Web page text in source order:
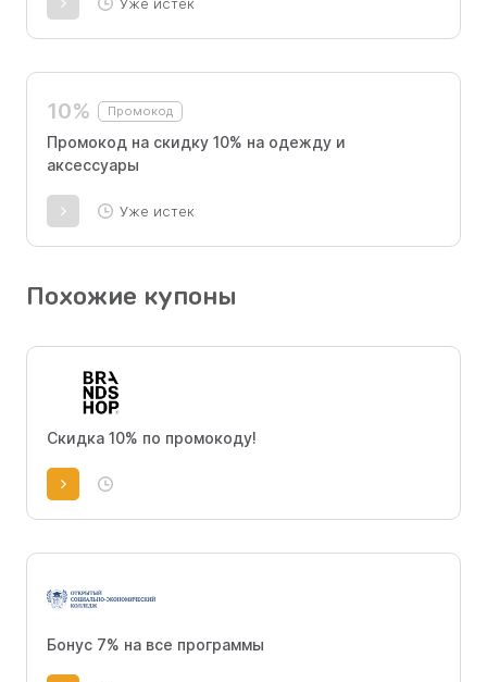
10% Промокод
Промокод на скидку 10% на одежду и
аксессуары
Уже истек
Похожие купоны
Скидка 10% по промокоду!
Бонус 7% на все программы